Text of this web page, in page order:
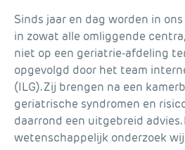
Sinds jaar en dag worden in
in zowat alle omliggende
niet op een geriatrie-afdeling
opgevolgd door het team
(ILG). Zij brengen na een
geriatrische syndromen en
daarrond een uitgebreid advies.
wetenschappelijk onderzoek